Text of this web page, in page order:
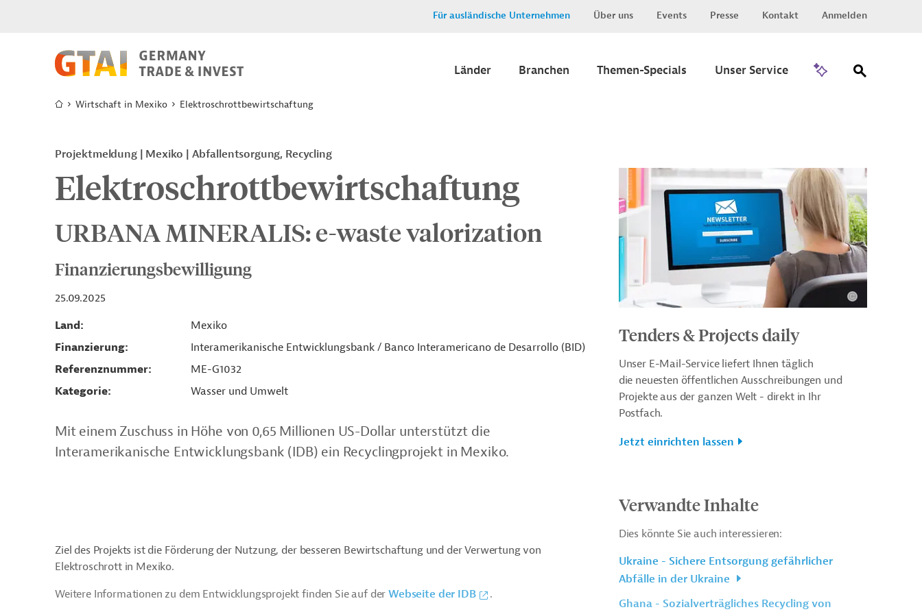
Für ausländische Unternehmen Über uns Events Presse Kontakt Anmelden
Länder Branchen Themen-Specials Unser Service
Wirtschaft in Mexiko Elektroschrottbewirtschaftung
Projektmeldung Mexiko Abfallentsorgung, Recycling
Elektroschrottbewirtschaftung
URBANA MINERALIS: e-waste valorization
Finanzierungsbewilligung
25.09.2025
Land
Mexiko
Finanzierung
Interamerikanische Entwicklungsbank / Banco Interamericano de Desarrollo (BID)
Referenznummer
ME-G1032
Kategorie
Wasser und Umwelt
Mit einem Zuschuss in Höhe von 0,65 Millionen US-Dollar unterstützt die
Interamerikanische Entwicklungsbank (IDB) ein Recyclingprojekt in Mexiko.
Ziel des Projekts ist die Förderung der Nutzung, der besseren Bewirtschaftung und der Verwertung von
Elektroschrott in Mexiko.
Weitere Informationen zu dem Entwicklungsprojekt finden Sie auf derWebseite der IDB
.
Tenders & Projects daily
Unser E-Mail-Service liefert Ihnen täglich
die neuesten öffentlichen Ausschreibungen und
Projekte aus der ganzen Welt - direkt in Ihr
Postfach.
Jetzt einrichten lassen
Verwandte Inhalte
Dies könnte Sie auch interessieren:
Ukraine - Sichere Entsorgung gefährlicher
Abfälle in der Ukraine
Ghana - Sozialverträgliches Recycling von